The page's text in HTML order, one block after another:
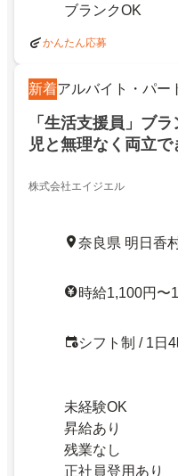
ブランクOK
かんたん応募
新着アルバイト・パー
「生活支援員」ブ
児と無理なく両立
株式会社エイジエル
奈良県 明日香
時給1,100円〜
シフト制 / 1日
未経験OK
昇給あり
残業なし
正社員登用あり